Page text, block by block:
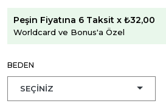
Peşin Fiyatına 6 Taksit x ₺32,00
Worldcard ve Bonus'a Özel
BEDEN